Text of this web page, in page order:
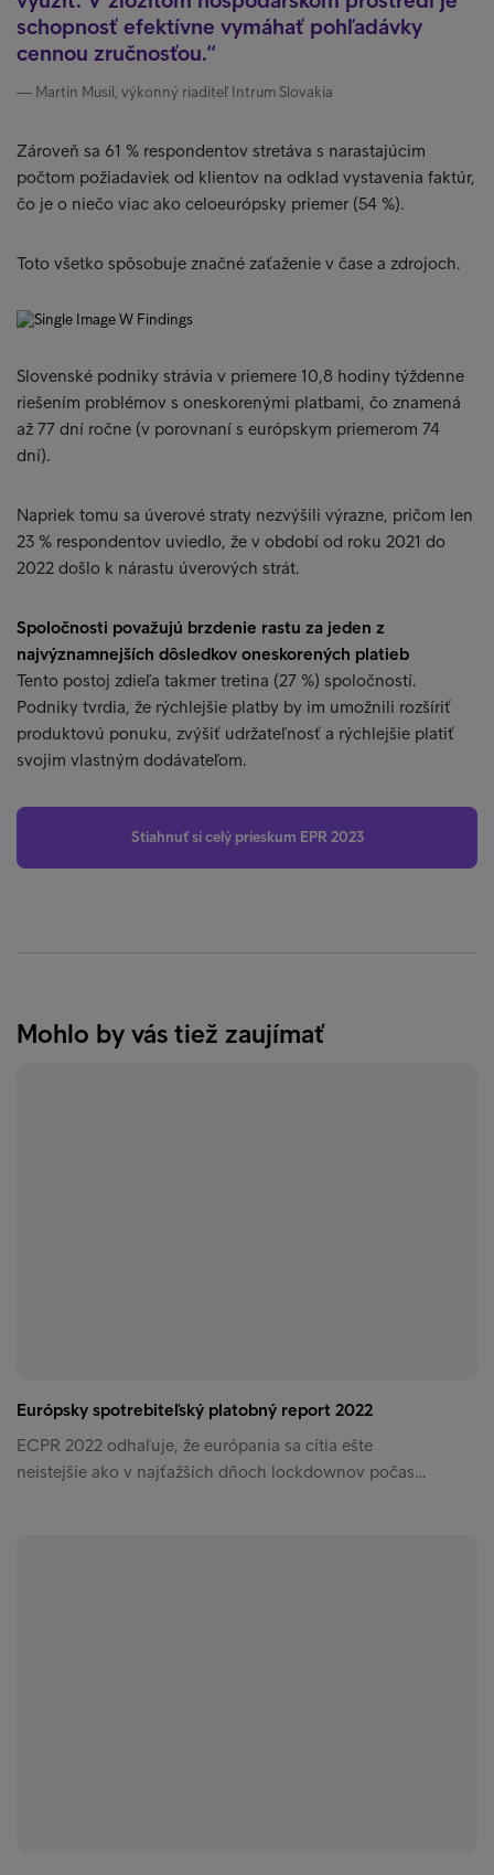
schopnosť efektívne vymáhať pohľadávky
cennou zručnosťou.
Martin Musil, výkonný riaditeľ Intrum Slovakia
Zároveň sa 61 % respondentov stretáva s narastajúcim
počtom požiadaviek od klientov na odklad vystavenia faktúr,
čo je o niečo viac ako celoeurópsky priemer (54 %).
Toto všetko spôsobuje značné zaťaženie v čase a zdrojoch.
Slovenské podniky strávia v priemere 10,8 hodiny týždenne
riešením problémov s oneskorenými platbami, čo znamená
až 77 dní ročne (v porovnaní s európskym priemerom 74
dní).
Napriek tomu sa úverové straty nezvýšili výrazne, pričom len
23 % respondentov uviedlo, že v období od roku 2021 do
2022 došlo k nárastu úverových strát.
Spoločnosti považujú brzdenie rastu za jeden z
najvýznamnejších dôsledkov oneskorených platieb
Tento postoj zdieľa takmer tretina (27 %) spoločností.
Podniky tvrdia, že rýchlejšie platby by im umožnili rozšíriť
produktovú ponuku, zvýšiť udržateľnosť a rýchlejšie platiť
svojim vlastným dodávateľom.
Stiahnuť si celý prieskum EPR 2023
Mohlo by vás tiež zaujímať
Európsky spotrebiteľský platobný report 2022
ECPR 2022 odhaľuje, že európania sa cítia ešte
neistejšie ako v najťažších dňoch lockdownov počas…